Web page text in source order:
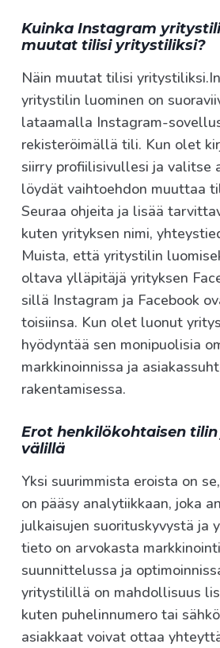
Kuinka Instagram
muutat tilisi yritystiliksi?
Näin muutat tilisi
yritystilin luominen on
lataamalla Instagram-
rekisteröimällä tili. Kun olet
siirry profiilisivullesi ja valitse
löydät vaihtoehdon muuttaa
Seuraa ohjeita ja lisää
kuten yrityksen nimi,
Muista, että yritystilin
oltava ylläpitäjä yrityksen
sillä Instagram ja Facebook
toisiinsa. Kun olet luonut
hyödyntää sen monipuolisia
markkinoinnissa ja
rakentamisessa.
Erot henkilökohtaisen
välillä
Yksi suurimmista eroista on
on pääsy analytiikkaan, joka
julkaisujen suorituskyvystä ja
tieto on arvokasta
suunnittelussa ja
yritystilillä on mahdollisuus
kuten puhelinnumero tai
asiakkaat voivat ottaa